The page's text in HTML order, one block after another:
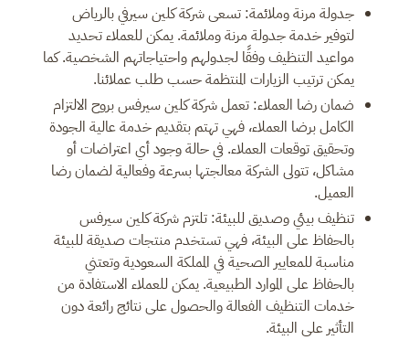
جدولة مرنة وملائمة: تسعى شركة كلين سيرفي بالرياض
لتوفير خدمة جدولة مرنة وملائمة. يمكن للعملاء تحديد
مواعيد التنظيف وفقًا لجدولهم واحتياجاتهم الشخصية. كما
يمكن ترتيب الزيارات المنتظمة حسب طلب عملائنا.
ضمان رضا العملاء: تعمل شركة كلين سيرفس بروح الالتزام
الكامل برضا العملاء، فهي تهتم بتقديم خدمة عالية الجودة
وتحقيق توقعات العملاء. في حالة وجود أي اعتراضات أو
مشاكل، تتولى الشركة معالجتها بسرعة وفعالية لضمان رضا
العميل.
تنظيف بيئي وصديق للبيئة: تلتزم شركة كلين سيرفس
بالحفاظ على البيئة، فهي تستخدم منتجات صديقة للبيئة
مناسبة للمعايير الصحية في المملكة السعودية وتعتني
بالحفاظ على الموارد الطبيعية. يمكن للعملاء الاستفادة من
خدمات التنظيف الفعالة والحصول على نتائج رائعة دون
التأثير على البيئة.